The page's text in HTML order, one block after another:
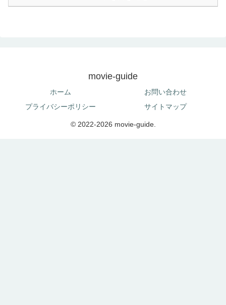
movie-guide
ホーム
お問い合わせ
プライバシーポリシー
サイトマップ
© 2022-2026 movie-guide.